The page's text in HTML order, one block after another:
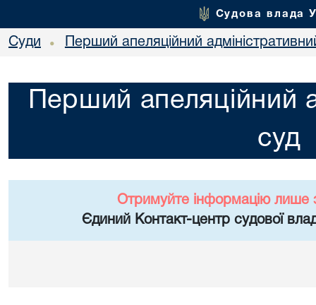
Судова влада
Суди • Перший апеляційний
Перший апеляційний
суд
Отримуйте інформацію лише
Єдиний Контакт-центр судової